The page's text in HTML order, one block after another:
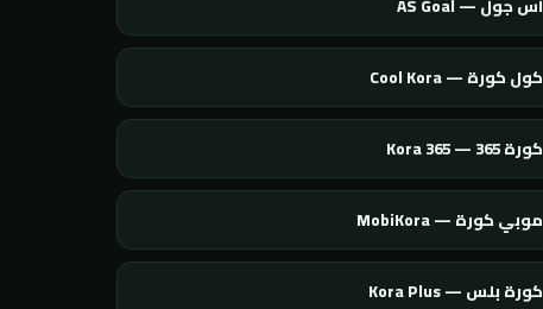
اس جول — AS Goal
كول كورة — Cool Kora
كورة 365 — Kora 365
موبي كورة — MobiKora
كورة بلس — Kora Plus